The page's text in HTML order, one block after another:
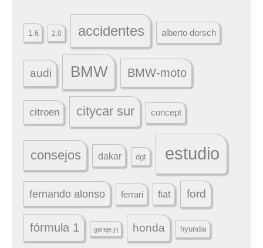
1.6 2.0 accidentes alberto dorsch
audi BMW BMW-moto
citroen citycar sur concept
consejos dakar dgt estudio
fernando alonso ferrari fiat ford
fórmula 1 garaje j-j honda hyundai